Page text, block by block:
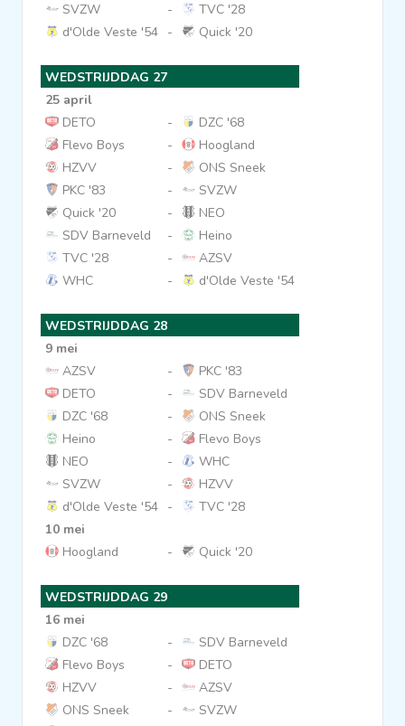
SVZW
-
TVC '28
d'Olde Veste '54 - Quick '20
WEDSTRIJDDAG 27
25 april
DETO
-
DZC '68
Flevo Boys
-
Hoogland
HZVV
-
ONS Sneek
PKC '83
-
SVZW
Quick '20
-
NEO
SDV Barneveld
-
Heino
TVC '28
-
AZSV
WHC
- d'Olde Veste '54
WEDSTRIJDDAG 28
9 mei
AZSV
-
PKC '83
DETO
-
SDV Barneveld
DZC '68
-
ONS Sneek
Heino
-
Flevo Boys
NEO
-
WHC
SVZW
-
HZVV
d'Olde Veste '54 -
TVC '28
10 mei
Hoogland
- Quick '20
WEDSTRIJDDAG 29
16 mei
DZC '68
-
SDV Barneveld
Flevo Boys
-
DETO
HZVV
-
AZSV
ONS Sneek
-
SVZW